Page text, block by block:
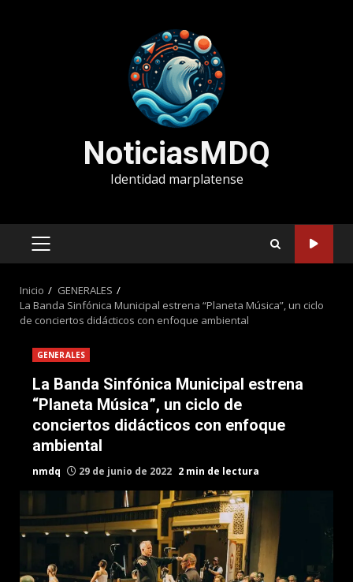
NoticiasMDQ
Identidad marplatense
MENÚ
Inicio
GENERALES
La Banda Sinfónica Municipal estrena “Planeta Música”, un ciclo
de conciertos didácticos con enfoque ambiental
GENERALES
La Banda Sinfónica Municipal estrena
“Planeta Música”, un ciclo de
conciertos didácticos con enfoque
ambiental
nmdq 29 de junio de 2022 2 min de lectura